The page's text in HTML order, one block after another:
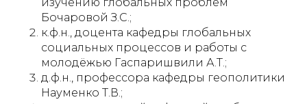
Бочаровой З.С.;
к.ф.н., доцента кафедры глобальных
социальных процессов и работы с
молодёжью Гаспаришвили А.Т.;
д.ф.н., профессора кафедры геополитики
Науменко Т.В.;